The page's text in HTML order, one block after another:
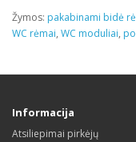
Žymos: pakabinami bidė
WC rėmai, WC moduliai,
Informacija
Atsiliepimai pirkėjų